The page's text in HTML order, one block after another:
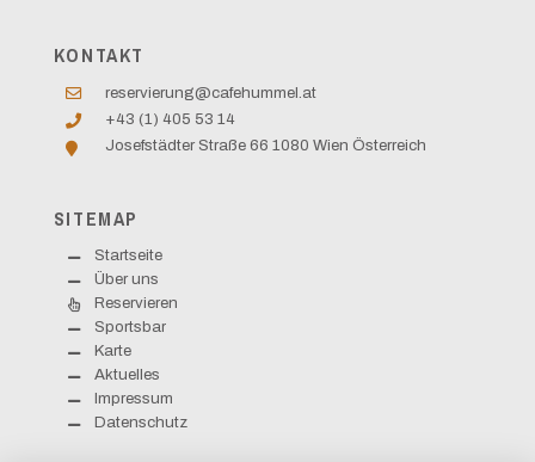
KONTAKT
reservierung@cafehummel.at
+43 (1) 405 53 14
Josefstädter Straße 66 1080 Wien Österreich
SITEMAP
Startseite
Über uns
Reservieren
Sportsbar
Karte
Aktuelles
Impressum
Datenschutz